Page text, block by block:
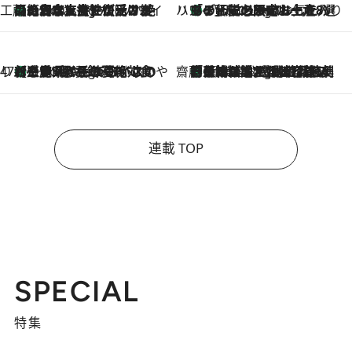
工藤まやのおもてなしハワイ
5 Hours Ago
【ハワイ土産】ローカルの絶大な支持で復活！ 絶品の幻クッキー《元ファンの日本人女性が受け継いだ名店》 ハワイ賢者 リサのお気に入りリスト5 Hours Ago
あの伝説の限定トートも！ リニューアルした「ディーン＆デルーカ ハワイ」で必須のお土産8選
47都道府県の手みやげ ひんやりスイーツで夏を満喫
5 Hours Ago
【三重県】この夏絶対食べたい 冷やしておいしいおやつ3選 お餅×アイスの新感覚スイーツ 齋藤 薫 美容脳ルネサンス
5 Hours Ago
「荷物が増えるほど旅ストレスは増す」美容ジャーナリストがたどり着いた最終結論。“化粧品を劇的に減らす”感動の凝縮美容とは
連載 TOP
SPECIAL
特集